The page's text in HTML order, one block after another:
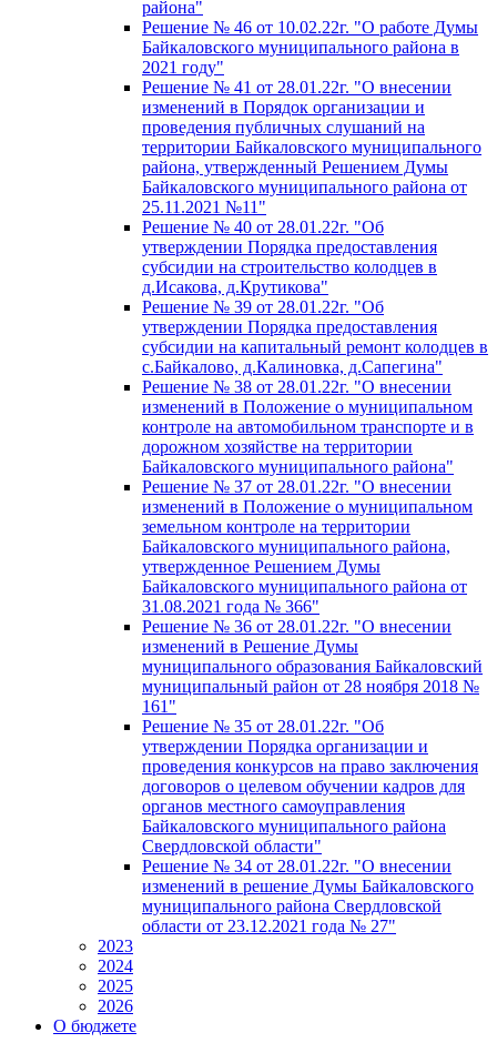
района"
Решение № 46 от 10.02.22г. "О работе Думы
Байкаловского муниципального района в
2021 году"
Решение № 41 от 28.01.22г. "О внесении
изменений в Порядок организации и
проведения публичных слушаний на
территории Байкаловского муниципального
района, утвержденный Решением Думы
Байкаловского муниципального района от
25.11.2021 №11"
Решение № 40 от 28.01.22г. "Об
утверждении Порядка предоставления
субсидии на строительство колодцев в
д.Исакова, д.Крутикова"
Решение № 39 от 28.01.22г. "Об
утверждении Порядка предоставления
субсидии на капитальный ремонт колодцев в
с.Байкалово, д.Калиновка, д.Сапегина"
Решение № 38 от 28.01.22г. "О внесении
изменений в Положение о муниципальном
контроле на автомобильном транспорте и в
дорожном хозяйстве на территории
Байкаловского муниципального района"
Решение № 37 от 28.01.22г. "О внесении
изменений в Положение о муниципальном
земельном контроле на территории
Байкаловского муниципального района,
утвержденное Решением Думы
Байкаловского муниципального района от
31.08.2021 года № 366"
Решение № 36 от 28.01.22г. "О внесении
изменений в Решение Думы
муниципального образования Байкаловский
муниципальный район от 28 ноября 2018 №
161"
Решение № 35 от 28.01.22г. "Об
утверждении Порядка организации и
проведения конкурсов на право заключения
договоров о целевом обучении кадров для
органов местного самоуправления
Байкаловского муниципального района
Свердловской области"
Решение № 34 от 28.01.22г. "О внесении
изменений в решение Думы Байкаловского
муниципального района Свердловской
области от 23.12.2021 года № 27"
2023
2024
2025
2026
О бюджете